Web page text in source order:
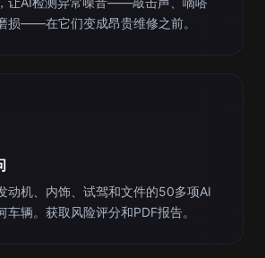
损——在它们变成昂贵维修之前。
动机、内饰、试驾和文件的50多项AI
车辆。获取风险评分和PDF报告。